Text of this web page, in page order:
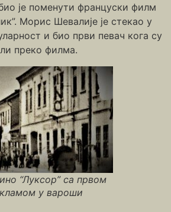
је поменути француски филм
Морис Шевалије је стекао у
и био први певач кога су
преко филма.
“Луксор” са првом
у вароши